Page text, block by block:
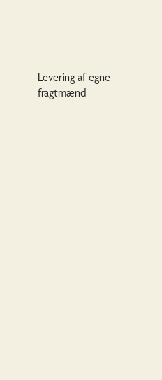
Levering af egne
fragtmænd